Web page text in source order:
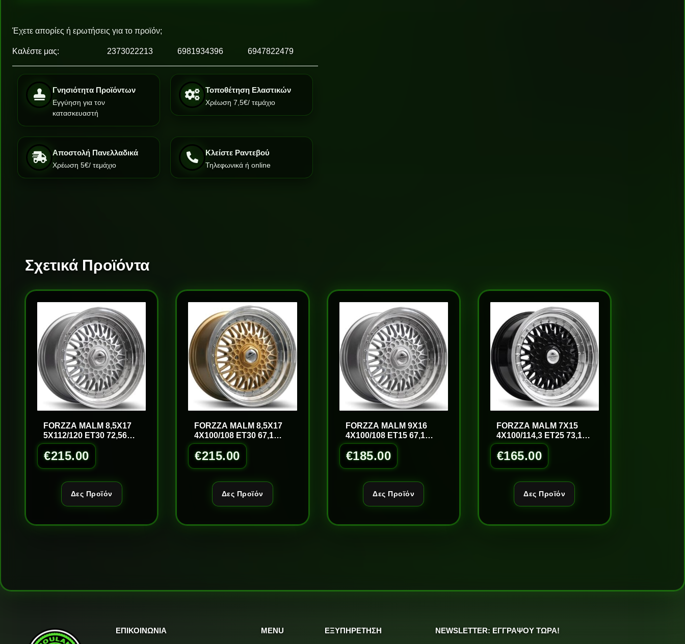
Έχετε απορίες ή ερωτήσεις για το προϊόν;
Καλέστε μας: 2373022213 6981934396 6947822479
Γνησιότητα Προϊόντων
Εγγύηση για τον
κατασκευαστή
Τοποθέτηση Ελαστικών
Χρέωση 7,5€/ τεμάχιο
Αποστολή Πανελλαδικά
Χρέωση 5€/ τεμάχιο
Κλείστε Ραντεβού
Τηλεφωνικά ή online
Σχετικά Προϊόντα
FORZZA MALM 8,5X17
5X112/120 ET30 72,56
S/LM
€215.00
Δες Προϊόν
FORZZA MALM 8,5X17
4X100/108 ET30 67,1
GOLD/LM
€215.00
Δες Προϊόν
FORZZA MALM 9X16
4X100/108 ET15 67,1
S/LM
€185.00
Δες Προϊόν
FORZZA MALM 7X15
4X100/114,3 ET25 73,1
B/LM
€165.00
Δες Προϊόν
ΕΠΙΚΟΙΝΩΝΙΑ MENU ΕΞΥΠΗΡΕΤΗΣΗ NEWSLETTER: ΕΓΓΡΑΨΟΥ ΤΩΡΑ!